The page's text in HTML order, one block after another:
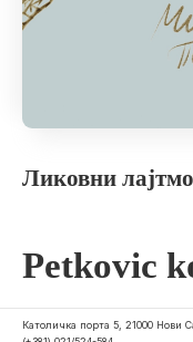
Ликовни
Petkovic
Католичка порта 5, 21000 Нови